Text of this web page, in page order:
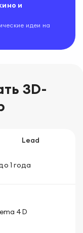
и
идеи на
3D-
1 года
Lead
4D